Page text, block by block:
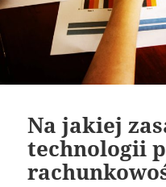
Na jakiej
technologii